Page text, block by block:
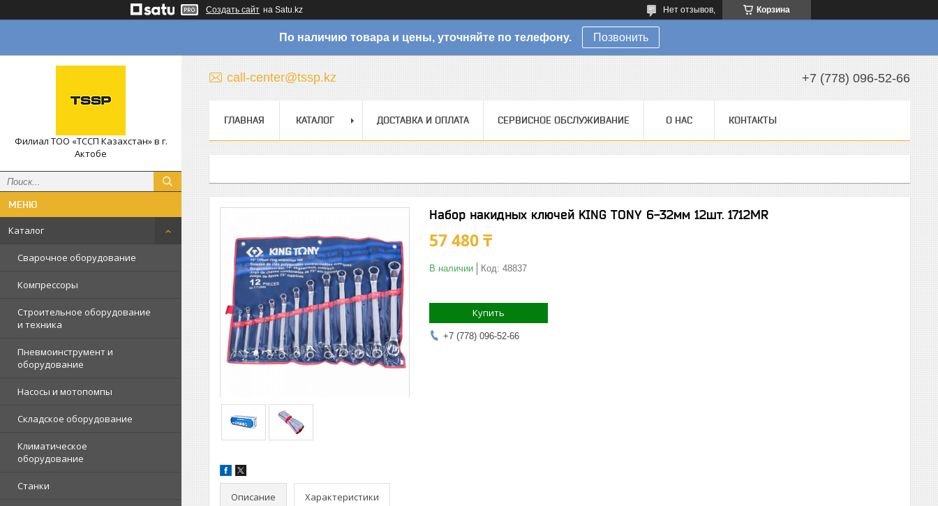
Создать сайт на Satu.kz Корзина
Нет отзывов,
По наличию товара и цены, уточняйте по телефону. Позвонить
Филиал ТОО «ТССП Казахстан» в г.
Актобе
Каталог
Сварочное оборудование
Компрессоры
Строительное оборудование
и техника
Пневмоинструмент и
оборудование
Насосы и мотопомпы
Складское оборудование
Климатическое
оборудование
Станки
call-center@tssp.kz +7 (778) 096-52-66
ГЛАВНАЯ КАТАЛОГ ДОСТАВКА И ОПЛАТА СЕРВИСНОЕ ОБСЛУЖИВАНИЕ О НАС КОНТАКТЫ
Набор накидных ключей KING TONY 6-32мм 12шт. 1712MR
57 480 ₸
В наличии Код: 48837
Купить
+7 (778) 096-52-66
Описание Характеристики